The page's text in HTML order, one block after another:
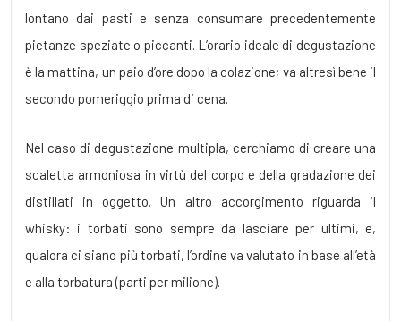
lontano dai pasti e senza consumare precedentemente
pietanze speziate o piccanti. L’orario ideale di degustazione
è la mattina, un paio d’ore dopo la colazione; va altresì bene il
secondo pomeriggio prima di cena.
Nel caso di degustazione multipla, cerchiamo di creare una
scaletta armoniosa in virtù del corpo e della gradazione dei
distillati in oggetto. Un altro accorgimento riguarda il
whisky: i torbati sono sempre da lasciare per ultimi, e,
qualora ci siano più torbati, l’ordine va valutato in base all’età
e alla torbatura (parti per milione).